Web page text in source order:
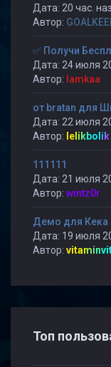
Дата: 20 час.
Автор:
✅ Получи
Дата: 24 июля
Автор: lamkaa
от bratan для
Дата: 22 июля
Автор: lelikbolik
111111
Дата: 21 июля
Автор: wintz0r
Демо для Кека
Дата: 19 июля
Автор:
Топ